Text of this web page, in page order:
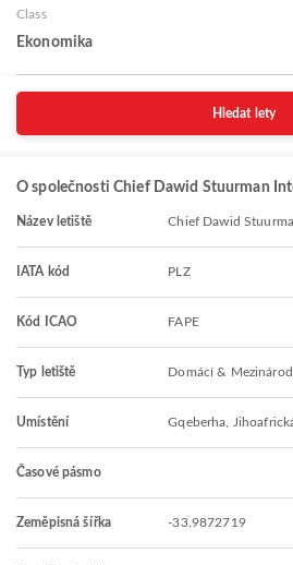
Class
Ekonomika
Hledat lety
O společnosti Chief Dawid Stuurman
Název letiště Chief Dawid
IATA kód PLZ
Kód ICAO FAPE
Typ letiště Domácí &
Umístění Gqeberha,
Časové pásmo
Zeměpisná šířka -33.9872719